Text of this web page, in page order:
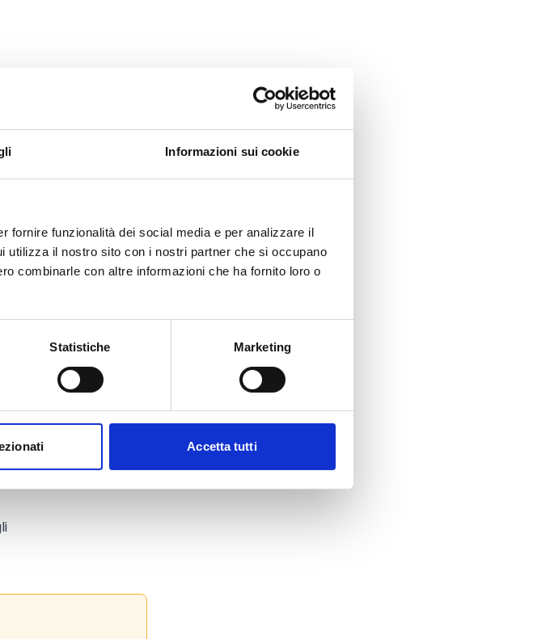
Informazioni sui cookie
fornire funzionalità dei social media e per analizzare il
utilizza il nostro sito con i nostri partner che si occupano
combinarle con altre informazioni che ha fornito loro o
Statistiche Marketing
Accetta tutti